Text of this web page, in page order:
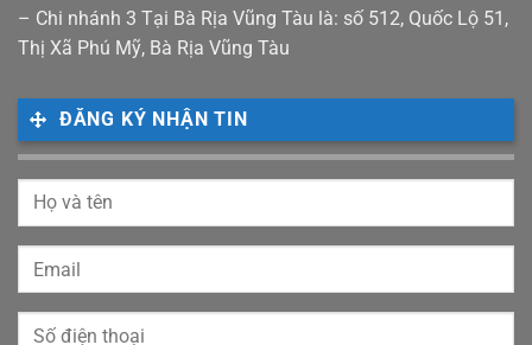
– Chi nhánh 3 Tại Bà Rịa Vũng Tàu là: số 512, Quốc Lộ 51,
Thị Xã Phú Mỹ, Bà Rịa Vũng Tàu
ĐĂNG KÝ NHẬN TIN